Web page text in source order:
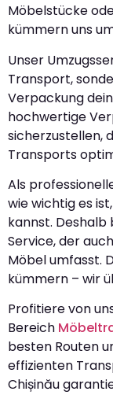
Möbelstücke
kümmern uns
Unser
Transport,
Verpackung
hochwertige
sicherzustellen,
Transports
Als
wie wichtig es
kannst. Deshalb
Service, der
Möbel umfasst.
kümmern – wir
Profitiere von
Bereich
besten Routen
effizienten
Chișinău